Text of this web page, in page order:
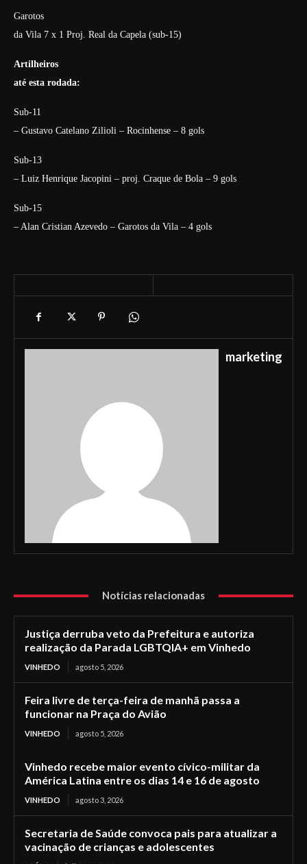
Garotos
da Vila 7 x 1 Proj. Real da Capela (sub-15)
Artilheiros
até esta rodada:
Sub-11
– Gustavo Catelano Zilioli – Rocinhense – 8 gols
Sub-13
– Luiz Henrique Jacopini – proj. Craque de Bola – 9 gols
Sub-15
– Alan Cristian Azevedo – Garotos da Vila – 4 gols
marketing
Notícias relacionadas
Justiça derruba veto da Prefeitura e autoriza
realização da Parada LGBTQIA+ em Vinhedo
VINHEDO agosto 5, 2026
Feira livre de terça-feira de manhã passa a
funcionar na Praça do Avião
VINHEDO agosto 5, 2026
Vinhedo recebe maior evento cívico-militar da
América Latina entre os dias 14 e 16 de agosto
VINHEDO agosto 3, 2026
Secretaria de Saúde convoca pais para atualizar a
vacinação de crianças e adolescentes